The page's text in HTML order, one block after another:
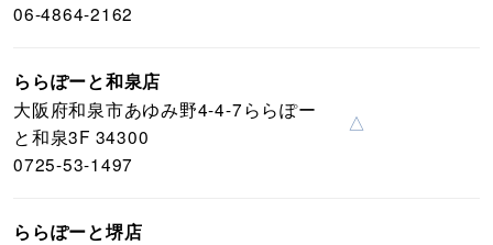
06-4864-2162
ららぽーと和泉店
大阪府和泉市あゆみ野4-4-7ららぽー
と和泉3F 34300
0725-53-1497
△
ららぽーと堺店